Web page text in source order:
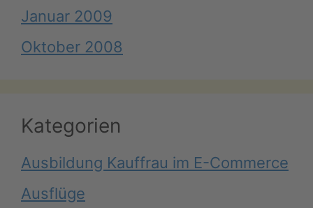
Januar 2009
Oktober 2008
Kategorien
Ausbildung Kauffrau im E-Commerce
Ausflüge